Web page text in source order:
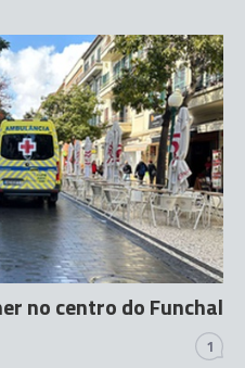
no centro do Funchal
1